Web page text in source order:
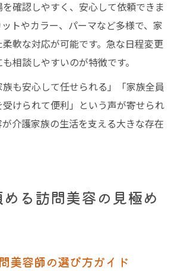
確認しやすく、安心して依頼できま
トやカラー、パーマなど多様で、家
軟な対応が可能です。急な日程変更
相談しやすいのが特徴です。
も安心して任せられる」「家族全員
けられて便利」という声が寄せられ
介護家族の生活を支える大きな存在
る訪問美容の見極め
美容師の選び方ガイド